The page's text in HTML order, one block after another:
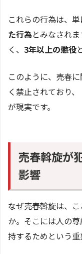
これらの行為は、
た行為とみなされま
く、 3年以上の懲役
このように、売春
く禁止されており
が現実です。
売春斡旋が
影響
なぜ売春斡旋は、
か。そこには人の
持するためという重